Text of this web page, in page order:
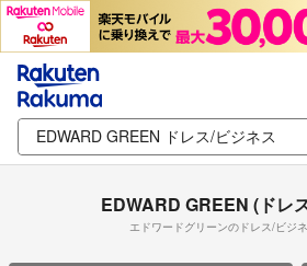
EDWARD GREEN (ドレ
エドワードグリーンのドレス/ビジ